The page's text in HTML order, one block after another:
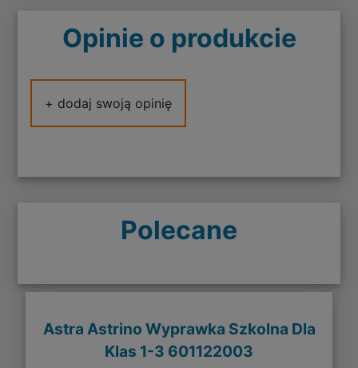
Opinie o produkcie
+ dodaj swoją opinię
Polecane
Astra Astrino Wyprawka Szkolna Dla
Klas 1-3 601122003